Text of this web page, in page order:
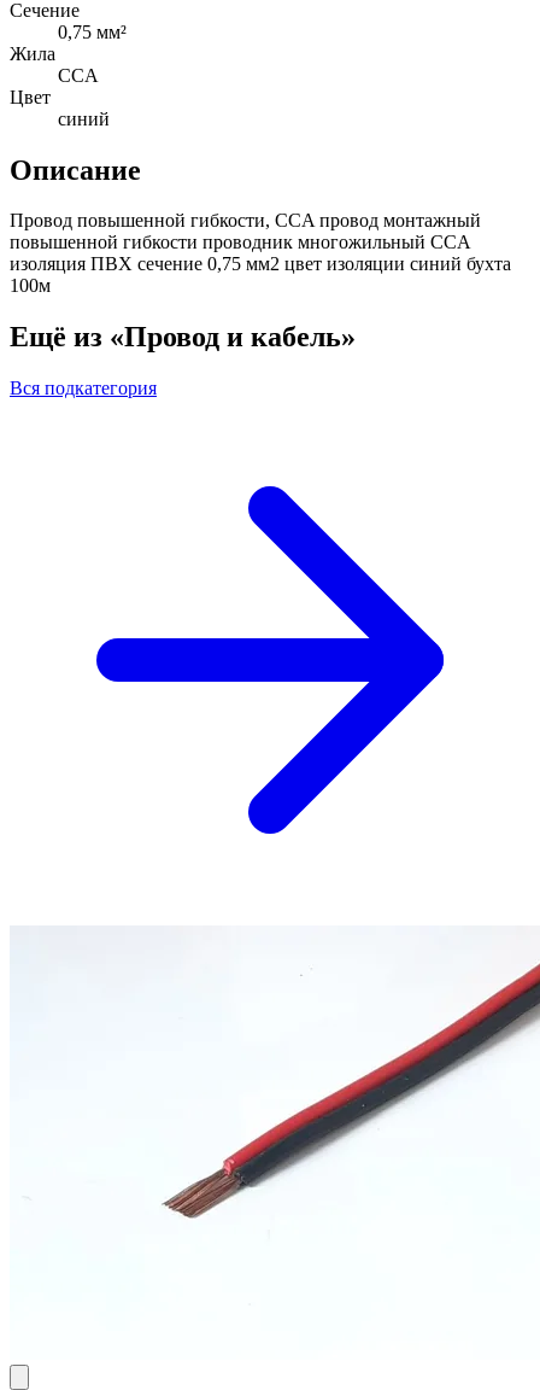
Сечение
0,75 мм²
Жила
CCA
Цвет
синий
Описание
Провод повышенной гибкости, CCA провод монтажный
повышенной гибкости проводник многожильный CCA
изоляция ПВХ сечение 0,75 мм2 цвет изоляции синий бухта
100м
Ещё из «Провод и кабель»
Вся подкатегория